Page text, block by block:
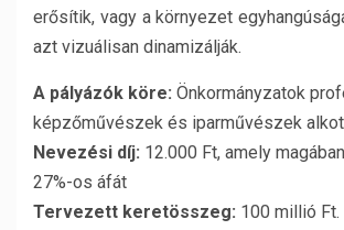
erősítik, vagy a környezet
azt vizuálisan dinamizálják.
A pályázók köre: Önkormányzatok
képzőművészek és iparművészek
Nevezési díj: 12.000 Ft, amely
27%-os áfát
Tervezett keretösszeg: 100 millió Ft.